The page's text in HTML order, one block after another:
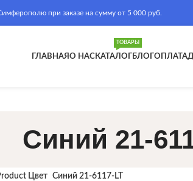
при заказе на сумму от 5 000 руб.
ГЛАВНАЯ О НАСКАТАЛОГ
ТОВАРЫ
БЛОГОПЛАТА
Синий 21-
Цвет Синий 21-6117-LT